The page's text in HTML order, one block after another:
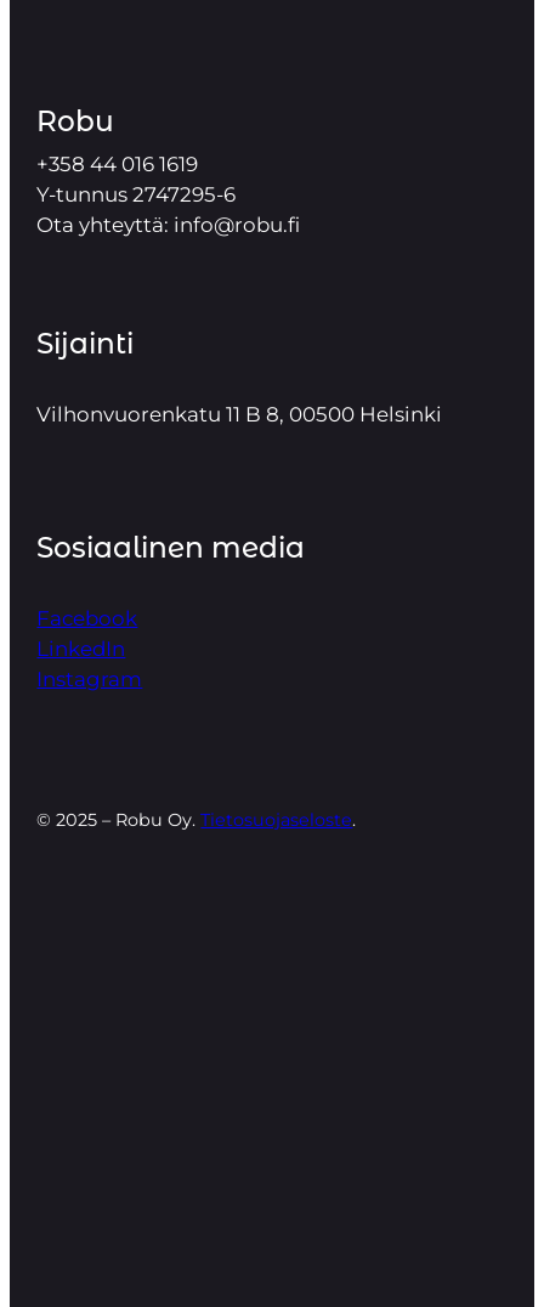
Robu
+358 44 016 1619
Y-tunnus 2747295-6
Ota yhteyttä: info@robu.fi
Sijainti
Vilhonvuorenkatu 11 B 8, 00500 Helsinki
Sosiaalinen media
Facebook
LinkedIn
Instagram
© 2025 – Robu Oy.Tietosuojaseloste.